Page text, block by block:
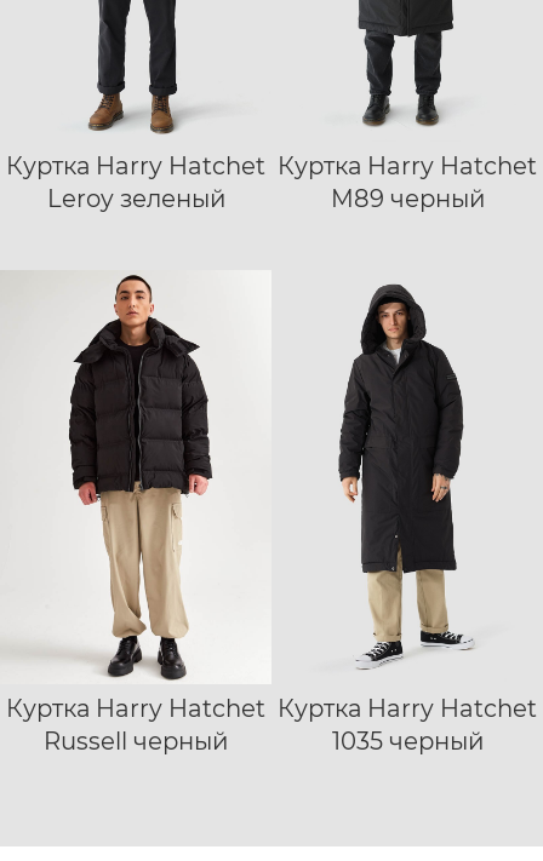
Куртка Harry Hatchet
Leroy зеленый
S M L
XL
XXL
Куртка Harry Hatchet
M89 черный
XS S M
L
XL
XXL XXXL
Куртка Harry Hatchet
Russell черный
XXXXL
XS
S
M L XL
XXL
Куртка Harry Hatchet
1035 черный
XS S M
L
XL
XXL XXXL